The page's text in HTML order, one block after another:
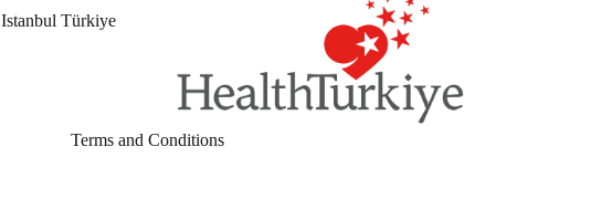
Istanbul Türkiye
Terms and Conditions